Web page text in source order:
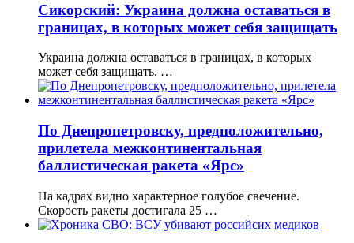
Сикорский: Украина должна оставаться в
границах, в которых может себя защищать
Украина должна оставаться в границах, в которых
может себя защищать. …
По Днепропетровску, предположительно,
прилетела межконтинентальная
баллистическая ракета «Ярс»
На кадрах видно характерное голубое свечение.
Скорость ракеты достигала 25 …